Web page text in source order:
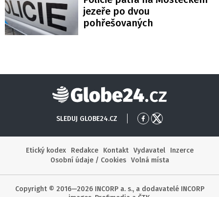
jezeře po dvou
pohřešovaných
Globe24
SLEDUJ GLOBE24.CZ
PřejítPřejít
Etický kodex
Redakce Kontakt Vydavatel
Inzerce
Osobní údaje / Cookies
Volná místa
Copyright © 2016—2026 INCORP a. s., a dodavatelé INCORP